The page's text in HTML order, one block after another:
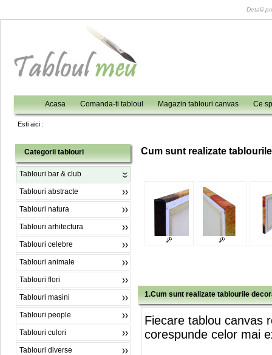
Detalii
Acasa Comanda-ti tabloul Magazin tablouri canvas Ce
Esti aici :
Categorii tablouri
Tablouri bar & club
Tablouri abstracte
Tablouri natura
Tablouri arhitectura
Tablouri celebre
Tablouri animale
Tablouri flori
Tablouri masini
Tablouri people
Tablouri culori
Tablouri diverse
Cum sunt realizate
1.Cum sunt realizate tablourile
Fiecare tablou canvas
corespunde celor mai